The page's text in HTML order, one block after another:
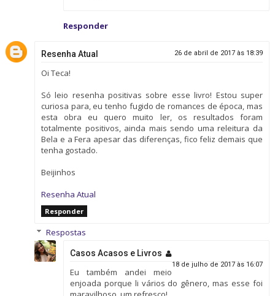
Responder
Resenha Atual 26 de abril de 2017 às 18:39
Oi Teca!
Só leio resenha positivas sobre esse livro! Estou super
curiosa para, eu tenho fugido de romances de época, mas
esta obra eu quero muito ler, os resultados foram
totalmente positivos, ainda mais sendo uma releitura da
Bela e a Fera apesar das diferenças, fico feliz demais que
tenha gostado.
Beijinhos
Resenha Atual
Responder
Respostas
Casos Acasos e Livros
18 de julho de 2017 às 16:07
Eu também andei meio
enjoada porque li vários do gênero, mas esse foi